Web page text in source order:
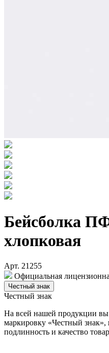
Бейсболка
хлопковая
Арт. 21255
Официальная
Честный знак
Честный знак
На всей нашей продукции
маркировку «Честный знак»,
подлинность и качество